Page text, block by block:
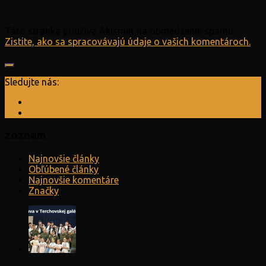
Zistite, ako sa spracovávajú údaje o vašich komentároch.
Sledujte nás:
Najnovšie články
Obľúbené články
Najnovšie komentáre
Značky